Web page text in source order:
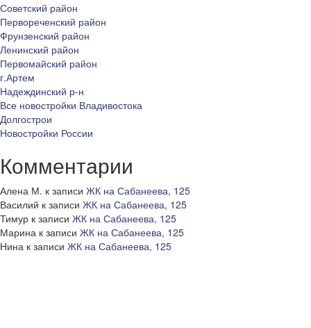
Советский район
Первореченский район
Фрунзенский район
Ленинский район
Первомайский район
г.Артем
Надеждинский р-н
Все новостройки Владивостока
Долгострои
Новостройки России
Комментарии
Алена М. к записи ЖК на Сабанеева, 125
Василий к записи ЖК на Сабанеева, 125
Тимур к записи ЖК на Сабанеева, 125
Марина к записи ЖК на Сабанеева, 125
Нина к записи ЖК на Сабанеева, 125